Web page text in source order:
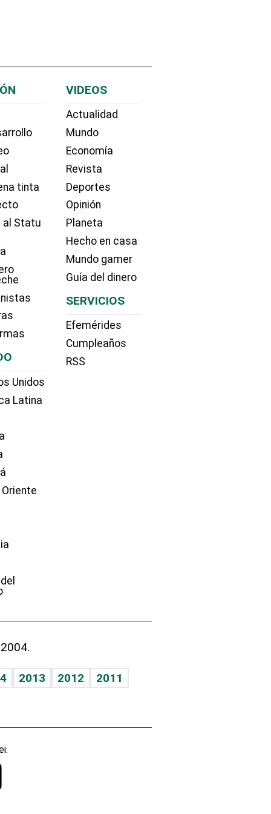
tinta
al Statu
Unidos
Latina
VIDEOS
Actualidad
Mundo
Economía
Revista
Deportes
Opinión
Planeta
Hecho en casa
Mundo gamer
Guía del dinero
SERVICIOS
Efemérides
Cumpleaños
RSS
2013 2012
2011